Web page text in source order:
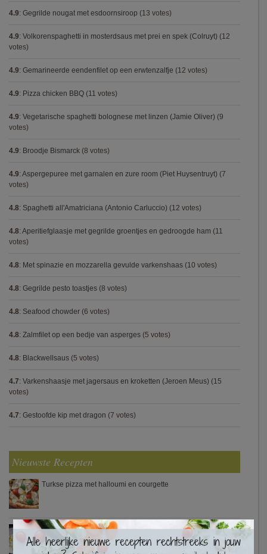
4.9: Gegrilde nougat met esdoornsiroop (13 votes)
4.9: Volkorenspaghetti in mosterdsaus met prei en spek (Colruyt) (12
votes)
4.9: Gemarineerde eendenfilet op een erwtenzalfje (12 votes)
4.9: Pizza chicken BBQ (11 votes)
4.9: Vegetarische spaghetti bolognese met linzen (Jamie Oliver) (9
votes)
4.9: Broodje Bismarck (8 votes)
4.9: Aspergepuree met garnalen en zure room (Piet Huysentruyt) (7
votes)
4.8: Spaghetti all'Amatriciana (Antonio Carluccio) (12 votes)
4.8: Aperitiefglaasje met gegrilde groentjes en gedroogde ham (11
votes)
4.8: Met spinazie en mozzarella gevulde varkenshaas (10 votes)
4.8: Gegrilde pesto toastjes (8 votes)
4.8: Seafood chowder (6 votes)
4.8: Zalmfilet op een bedje van asperges (5 votes)
4.8: Blackwellsaus (5 votes)
4.7: Varkenshaasje met jagersaus en kroketten (Jeroen Meus) (15
votes)
4.7: Gestoofde kip met dragon (7 votes)
Nieuwste Recepten
Turkse pizza met halloumi en courgette
Waterzooi van pladijs met venkel (Colruyt) ×